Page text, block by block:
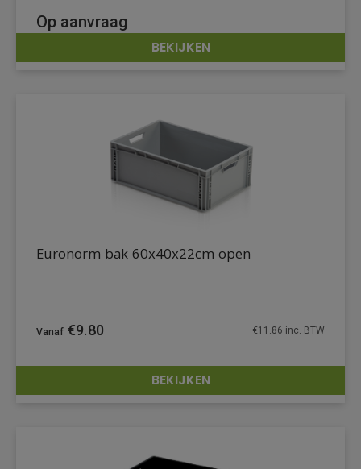
DETAILS
Op aanvraag
BEKIJKEN
DETAILS
Euronorm bak 60x40x22cm open
€9.80 €11.86 inc. BTW
BEKIJKEN